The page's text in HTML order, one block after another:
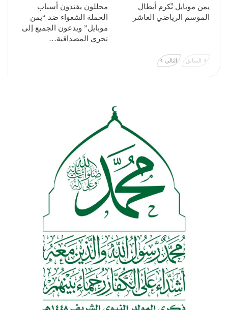
يمن موبايل تُكرم أبطال
الموسم الرياضي العاشر
محللون يفندون أسباب
الحملة الشعواء ضد “يمن
موبايل” ويدعون الجميع إلى
تحري المصداقية…
السابق التالي